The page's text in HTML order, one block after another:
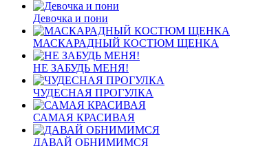
Девочка и пони
МАСКАРАДНЫЙ КОСТЮМ ЩЕНКА
НЕ ЗАБУДЬ МЕНЯ!
ЧУДЕСНАЯ ПРОГУЛКА
САМАЯ КРАСИВАЯ
ДАВАЙ ОБНИМИМСЯ